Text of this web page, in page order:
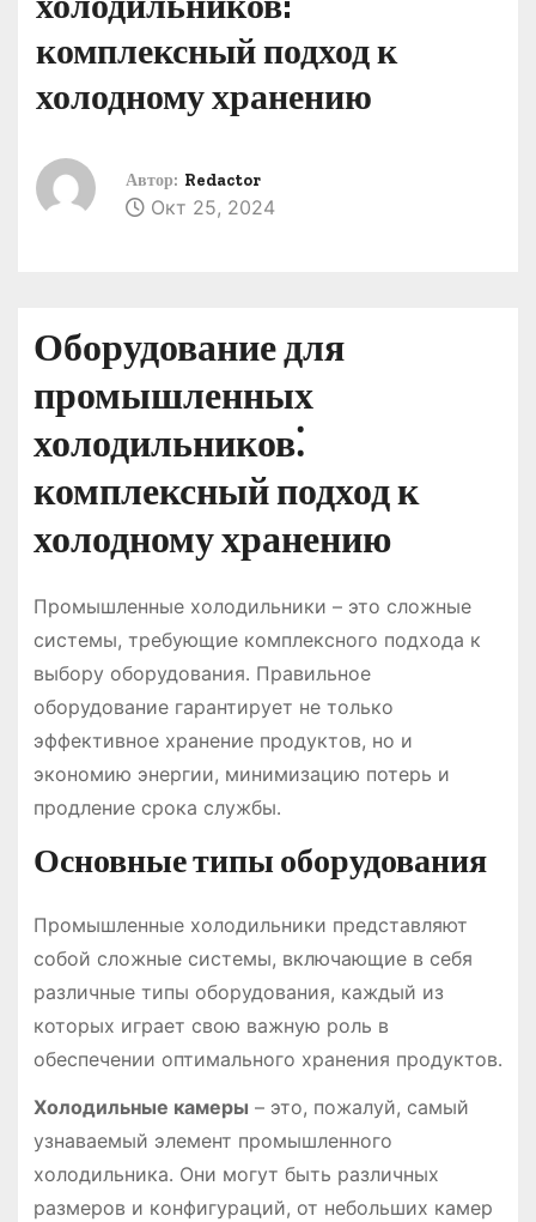
комплексный подход к
холодному хранению
Автор: Redactor
Окт 25, 2024
Оборудование для
промышленных
холодильников⁚
комплексный подход к
холодному хранению
Промышленные холодильники – это сложные
системы, требующие комплексного подхода к
выбору оборудования․ Правильное
оборудование гарантирует не только
эффективное хранение продуктов, но и
экономию энергии, минимизацию потерь и
продление срока службы․
Основные типы оборудования
Промышленные холодильники представляют
собой сложные системы, включающие в себя
различные типы оборудования, каждый из
которых играет свою важную роль в
обеспечении оптимального хранения продуктов․
Холодильные камеры – это, пожалуй, самый
узнаваемый элемент промышленного
холодильника․ Они могут быть различных
размеров и конфигураций, от небольших камер